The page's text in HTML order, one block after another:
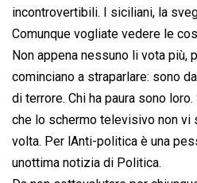
incontrovertibili. I siciliani, la
Comunque vogliate vedere le
Non appena nessuno li vota più,
cominciano a straparlare: sono
di terrore. Chi ha paura sono
che lo schermo televisivo non vi
volta. Per lAnti-politica è una
unottima notizia di Politica.